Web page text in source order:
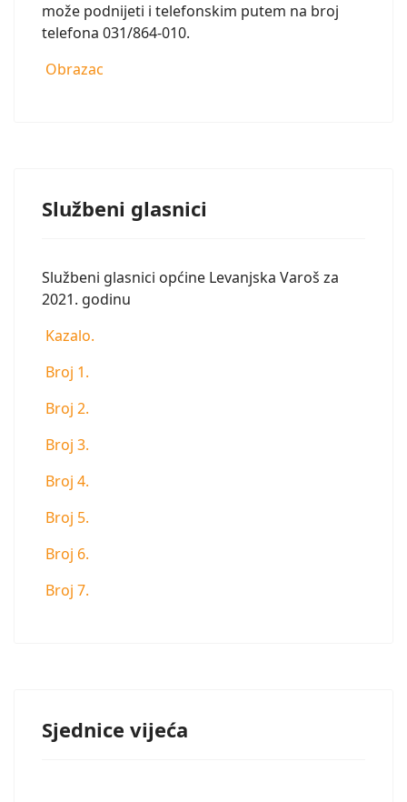
može podnijeti i telefonskim putem na broj
telefona 031/864-010.
Obrazac
Službeni glasnici
Službeni glasnici općine Levanjska Varoš za
2021. godinu
Kazalo.
Broj 1.
Broj 2.
Broj 3.
Broj 4.
Broj 5.
Broj 6.
Broj 7.
Sjednice vijeća